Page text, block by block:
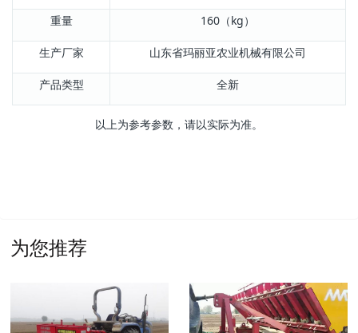
重量 160（kg）
生产厂家 山东省玛丽亚农业机械有限公司
产品类型 全新
以上为参考参数，请以实际为准。
为您推荐